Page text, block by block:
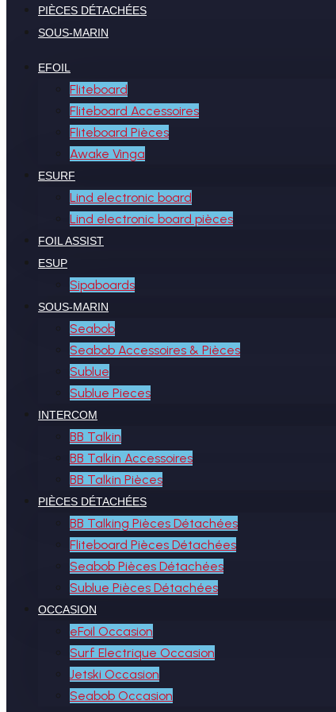
PIÈCES DÉTACHÉES
SOUS-MARIN
EFOIL
Fliteboard
Fliteboard Accessoires
Fliteboard Pièces
Awake Vinga
ESURF
Lind electronic board
Lind electronic board pièces
FOIL ASSIST
ESUP
Sipaboards
SOUS-MARIN
Seabob
Seabob Accessoires & Pièces
Sublue
Sublue Pieces
INTERCOM
BB Talkin
BB Talkin Accessoires
BB Talkin Pièces
PIÈCES DÉTACHÉES
BB Talking Pièces Détachées
Fliteboard Pièces Détachées
Seabob Pièces Détachées
Sublue Pièces Détachées
OCCASION
eFoil Occasion
Surf Electrique Occasion
Jetski Occasion
Seabob Occasion